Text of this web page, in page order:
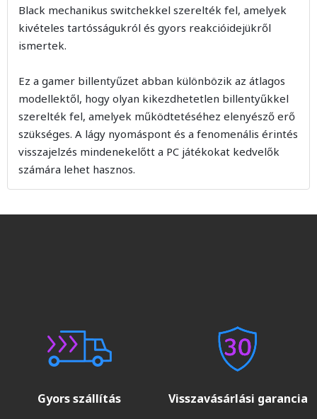
Black mechanikus switchekkel szerelték fel, amelyek
kivételes tartósságukról és gyors reakcióidejükről
ismertek.
Ez a gamer billentyűzet abban különbözik az átlagos
modellektől, hogy olyan kikezdhetetlen billentyűkkel
szerelték fel, amelyek működtetéséhez elenyésző erő
szükséges. A lágy nyomáspont és a fenomenális érintés
visszajelzés mindenekelőtt a PC játékokat kedvelők
számára lehet hasznos.
Gyors szállítás Visszavásárlási garancia